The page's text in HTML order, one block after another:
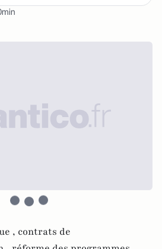
, contrats de